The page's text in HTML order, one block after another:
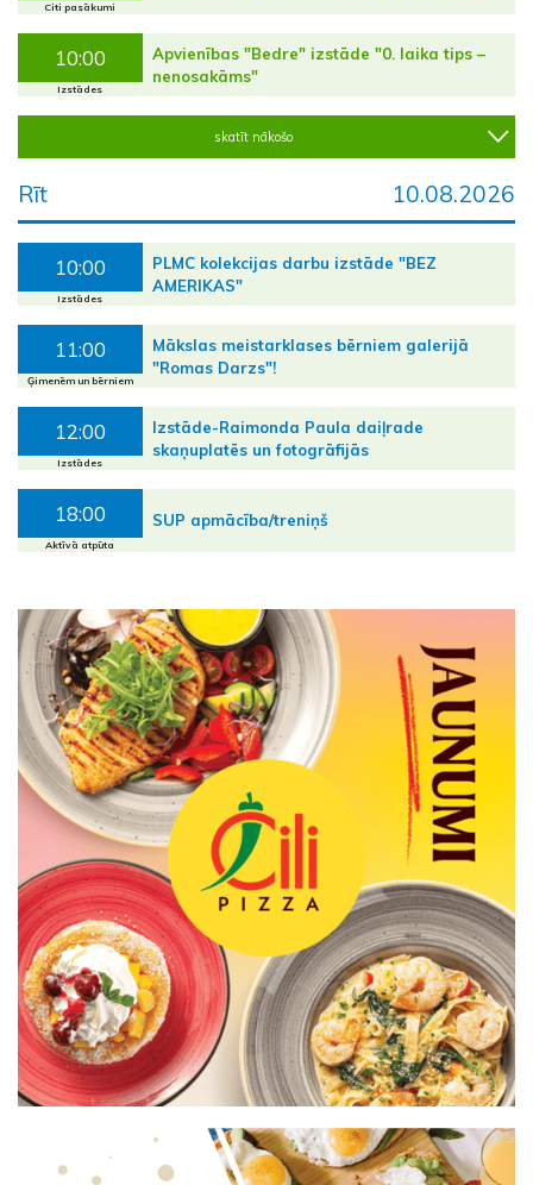
Citi pasākumi
10:00
Izstādes
Apvienības "Bedre" izstāde "0. laika tips –
nenosakāms"
skatīt nākošo
Rīt 10.08.2026
10:00
Izstādes
PLMC kolekcijas darbu izstāde "BEZ
AMERIKAS"
11:00
Ģimenēm un bērniem
Mākslas meistarklases bērniem galerijā
"Romas Darzs"!
12:00
Izstādes
Izstāde-Raimonda Paula daiļrade
skaņuplatēs un fotogrāfijās
18:00
Aktīvā atpūta
SUP apmācība/treniņš